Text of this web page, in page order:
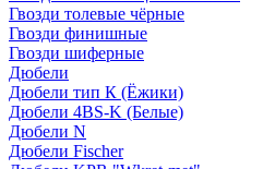
Гвозди толевые чёрные
Гвозди финишные
Гвозди шиферные
Дюбели
Дюбели тип К (Ёжики)
Дюбели 4BS-K (Белые)
Дюбели N
Дюбели Fischer